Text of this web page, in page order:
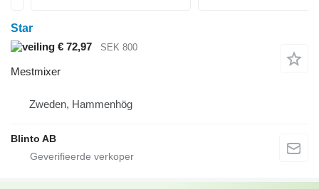
Star
€ 72,97
SEK 800
Mestmixer
Zweden, Hammenhög
Blinto AB